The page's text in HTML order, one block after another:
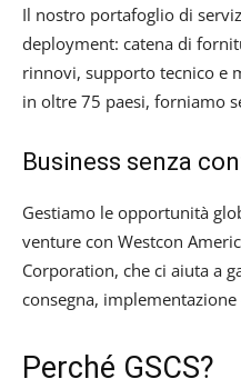
Il nostro portafoglio di
deployment: catena di
rinnovi, supporto tecnico e
in oltre 75 paesi, forniamo
Business senza
Gestiamo le opportunità
venture con Westcon
Corporation, che ci aiuta a
consegna,
Perché GSCS?